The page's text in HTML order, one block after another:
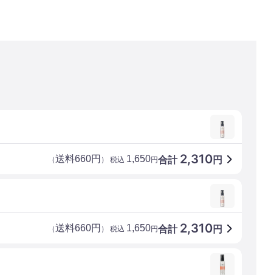
合計 2,310円
（送料660円 ） 税込 1,650円
合計 2,310円
（送料660円 ） 税込 1,650円